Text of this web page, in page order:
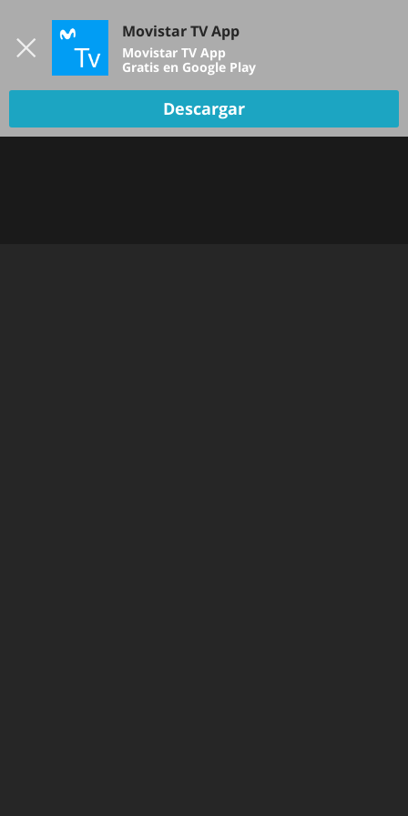
TV EN VIVO
Movistar TV App
Movistar TV App
Gratis en Google Play
Descargar